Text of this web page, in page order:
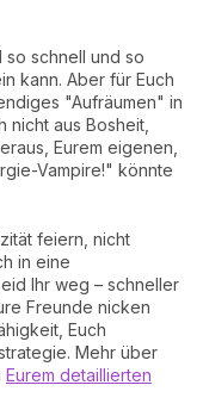
so schnell und so
kann. Aber für Euch
"Aufräumen" in
nicht aus Bosheit,
Eurem eigenen,
Vampire!" könnte
feiern, nicht
in eine
Ihr weg – schneller
Freunde nicken
Euch
Mehr über
Eurem detaillierten